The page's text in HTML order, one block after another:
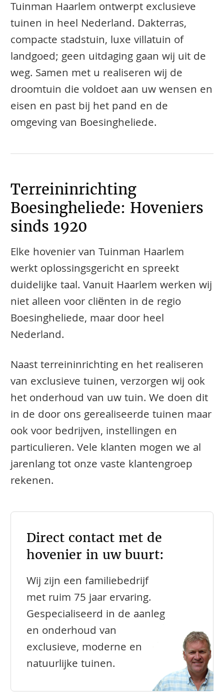
Tuinman Haarlem ontwerpt exclusieve
tuinen in heel Nederland. Dakterras,
compacte stadstuin, luxe villatuin of
landgoed; geen uitdaging gaan wij uit de
weg. Samen met u realiseren wij de
droomtuin die voldoet aan uw wensen en
eisen en past bij het pand en de
omgeving van Boesingheliede.
Terreininrichting
Boesingheliede: Hoveniers
sinds 1920
Elke hovenier van Tuinman Haarlem
werkt oplossingsgericht en spreekt
duidelijke taal. Vanuit Haarlem werken wij
niet alleen voor cliënten in de regio
Boesingheliede, maar door heel
Nederland.
Naast terreininrichting en het realiseren
van exclusieve tuinen, verzorgen wij ook
het onderhoud van uw tuin. We doen dit
in de door ons gerealiseerde tuinen maar
ook voor bedrijven, instellingen en
particulieren. Vele klanten mogen we al
jarenlang tot onze vaste klantengroep
rekenen.
Direct contact met de
hovenier in uw buurt:
Wij zijn een familiebedrijf
met ruim 75 jaar ervaring.
Gespecialiseerd in de aanleg
en onderhoud van
exclusieve, moderne en
natuurlijke tuinen.